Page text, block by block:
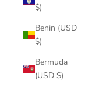
$)
Benin (USD
$)
Bermuda
(USD $)